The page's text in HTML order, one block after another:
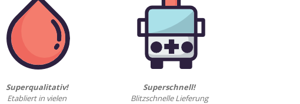
Superqualitativ!
Etabliert in vielen
Superschnell!
Blitzschnelle Lieferung